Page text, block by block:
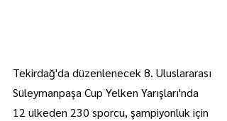
Tekirdağ'da düzenlenecek 8. Uluslararası
Süleymanpaşa Cup Yelken Yarışları'nda
12 ülkeden 230 sporcu, şampiyonluk için